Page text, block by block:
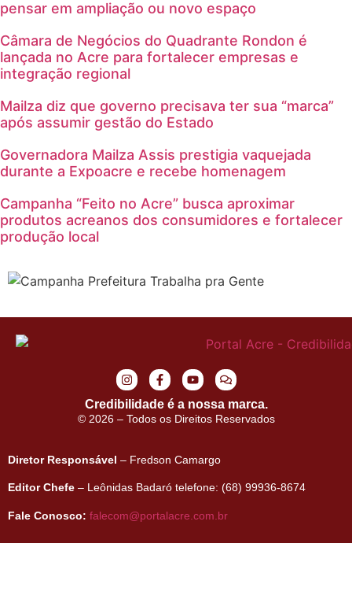
pensar em ampliação ou novo espaço
Câmara de Negócios do Quadrante Rondon é
lançada no Acre para fortalecer empresas e
integração regional
Mailza diz que governo precisava ter sua “marca”
após assumir gestão do Estado
Governadora Mailza Assis prestigia vaquejada
durante a Expoacre e recebe homenagem
Campanha “Feito no Acre” busca aproximar
produtos acreanos dos consumidores e fortalecer
produção local
Credibilidade é a nossa marca.
© 2026 – Todos os Direitos Reservados
Diretor Responsável – Fredson Camargo
Editor Chefe – Leônidas Badaró telefone: (68) 99936-8674
Fale Conosco: falecom@portalacre.com.br